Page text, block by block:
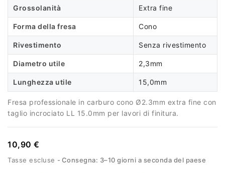
Grossolanità Extra fine
Forma della fresa Cono
Rivestimento Senza rivestimento
Diametro utile 2,3mm
Lunghezza utile 15,0mm
Fresa professionale in carburo cono Ø2.3mm extra fine con
taglio incrociato LL 15.0mm per lavori di finitura.
10,90 €
Tasse escluse Consegna: 3–10 giorni a seconda del paese